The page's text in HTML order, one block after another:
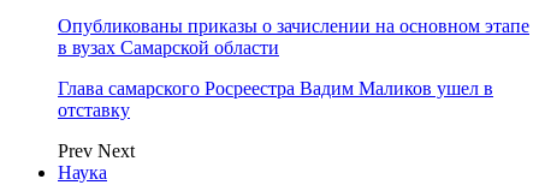
Опубликованы приказы о зачислении на основном этапе
в вузах Самарской области
Глава самарского Росреестра Вадим Маликов ушел в
отставку
Prev Next
Наука